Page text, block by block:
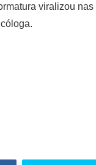
viralizou